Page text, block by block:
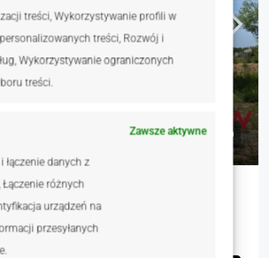
treści, Wykorzystywanie profili w
treści, Rozwój i
Wykorzystywanie ograniczonych
treści.
Zawsze aktywne
łączenie danych z
Łączenie różnych
urządzeń na
przesyłanych
bliźniaczej – lewa strona | Mieści
Polska